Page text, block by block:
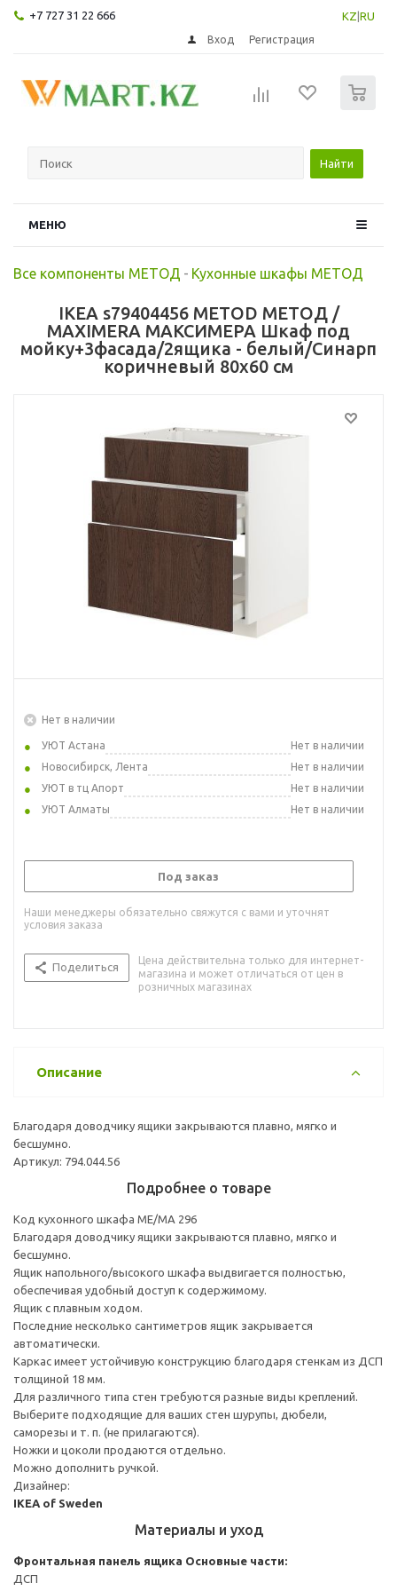
+7 727 31 22 666 KZ RU
Вход Регистрация
Найти
МЕНЮ
Все компоненты МЕТОД - Кухонные шкафы МЕТОД
IKEA s79404456 METOD МЕТОД /
MAXIMERA МАКСИМЕРА Шкаф под
мойку+3фасада/2ящика - белый/Синарп
коричневый 80x60 см
Нет в наличии
УЮТ Астана
Нет в наличии
Новосибирск, Лента
Нет в наличии
УЮТ в тц Апорт
Нет в наличии
УЮТ Алматы
Нет в наличии
Под заказ
Наши менеджеры обязательно свяжутся с вами и уточнят
условия заказа
Поделиться
Цена действительна только для интернет-
магазина и может отличаться от цен в
розничных магазинах
Описание
Благодаря доводчику ящики закрываются плавно, мягко и
бесшумно.
Артикул: 794.044.56
Подробнее о товаре
Код кухонного шкафа ME/MA 296
Благодаря доводчику ящики закрываются плавно, мягко и
бесшумно.
Ящик напольного/высокого шкафа выдвигается полностью,
обеспечивая удобный доступ к содержимому.
Ящик с плавным ходом.
Последние несколько сантиметров ящик закрывается
автоматически.
Каркас имеет устойчивую конструкцию благодаря стенкам из ДСП
толщиной 18 мм.
Для различного типа стен требуются разные виды креплений.
Выберите подходящие для ваших стен шурупы, дюбели,
саморезы и т. п. (не прилагаются).
Ножки и цоколи продаются отдельно.
Можно дополнить ручкой.
Дизайнер:
IKEA of Sweden
Материалы и уход
Фронтальная панель ящика Основные части:
ДСП